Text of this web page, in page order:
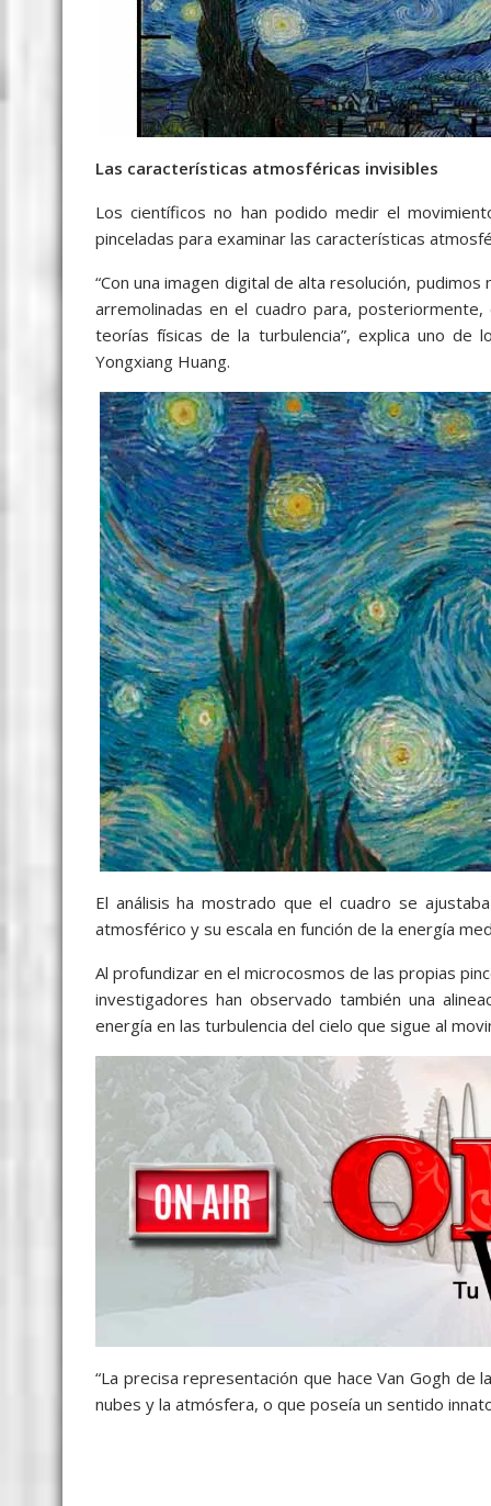
Las características atmosféricas invisibles
Los científicos no han podido medir el
pinceladas para examinar las características
“Con una imagen digital de alta resolución,
arremolinadas en el cuadro para,
teorías físicas de la turbulencia”, explica uno
Yongxiang Huang.
El análisis ha mostrado que el cuadro se
atmosférico y su escala en función de la energía
Al profundizar en el microcosmos de las propias
investigadores han observado también una
energía en las turbulencia del cielo que sigue al
“La precisa representación que hace Van Gogh de
nubes y la atmósfera, o que poseía un sentido